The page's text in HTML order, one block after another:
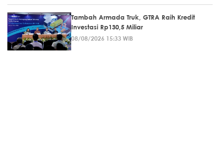
Tambah Armada Truk, GTRA Raih Kredit
Investasi Rp130,5 Miliar
08/08/2026 15:33 WIB